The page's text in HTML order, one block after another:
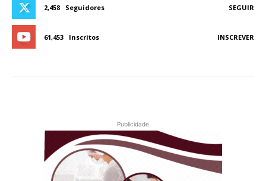
2,458 Seguidores SEGUIR
61,453 Inscritos INSCREVER
Publicidade